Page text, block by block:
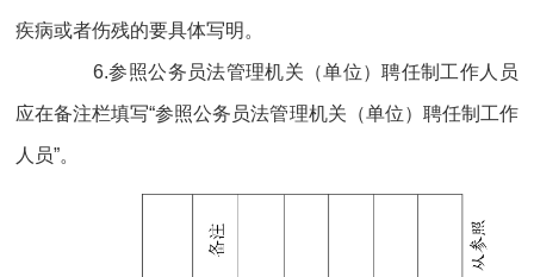
疾病或者伤残的要具体写明。
6.参照公务员法管理机关（单位）聘任制工作人员
应在备注栏填写“参照公务员法管理机关（单位）聘任制工作
人员”。